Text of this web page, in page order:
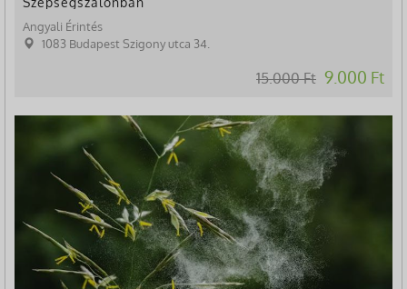
Angyali Érintés
1083 Budapest Szigony utca 34.
15.000 Ft 9.000 Ft